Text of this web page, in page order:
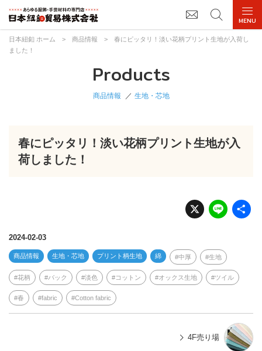
日本紐釦 ホーム > 商品情報 >
春にピッタリ！淡い花柄プリント生地が入荷し
ました！
Products
商品情報 生地・芯地
春にピッタリ！淡い花柄プリント生地が入
荷しました！
X Li
n
2024-02-03
商品情報 生地・芯地 プリント柄生地 綿 中厚 生地
花柄 バック 淡色 コットン オックス生地 ツイル
春 fabric Cotton fabric
4F売り場